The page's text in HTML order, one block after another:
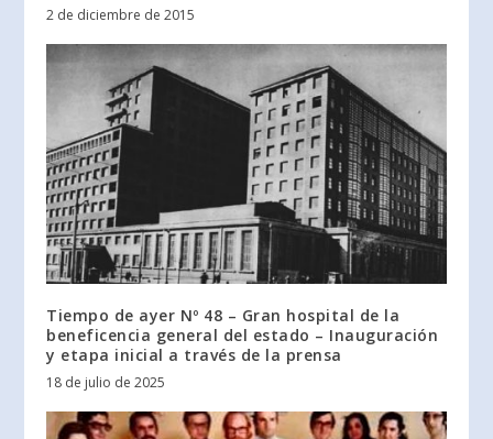
2 de diciembre de 2015
Tiempo de ayer Nº 48 – Gran hospital de la
beneficencia general del estado – Inauguración
y etapa inicial a través de la prensa
18 de julio de 2025